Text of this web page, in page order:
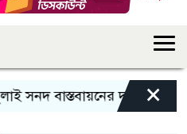
বাস্তবায়নের দাবিতে×